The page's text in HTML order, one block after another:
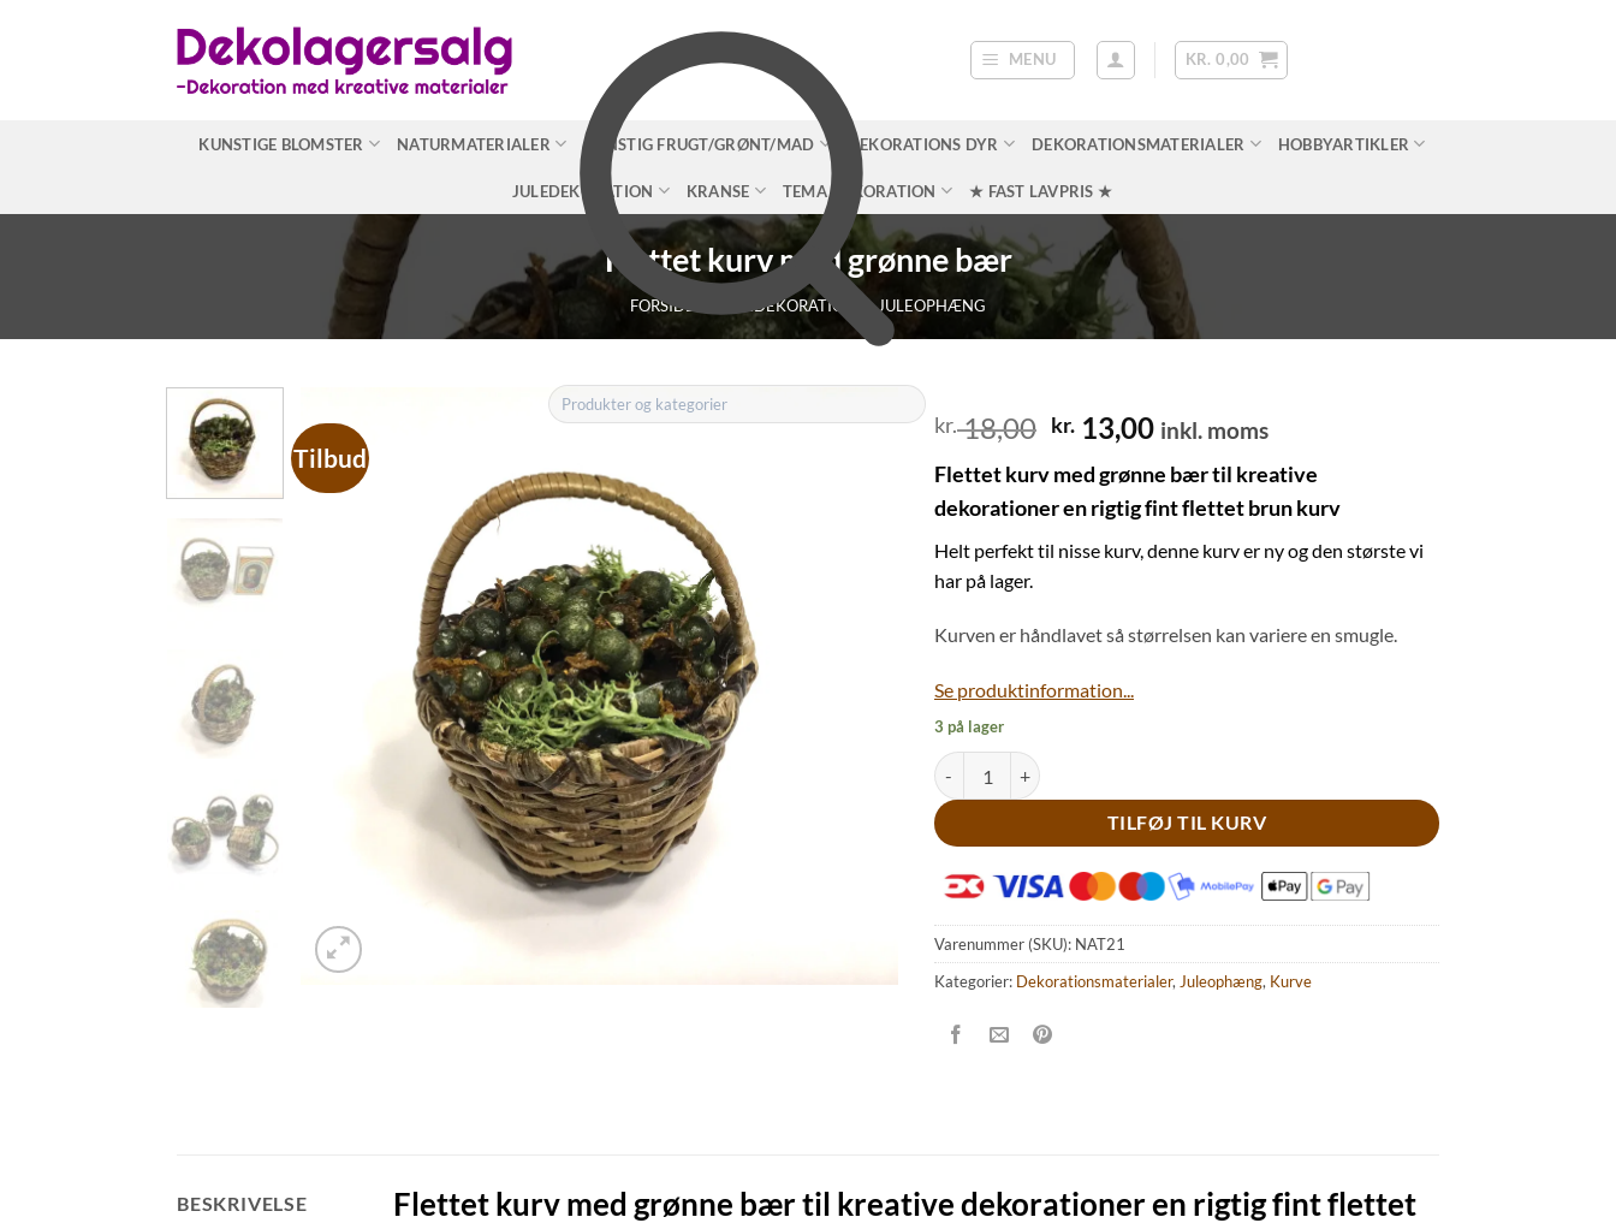
MENU KR. 0,00
KUNSTIGE BLOMSTER NATURMATERIALER KUNSTIG FRUGT/GRØNT/MAD DEKORATIONS DYR DEKORATIONSMATERIALER HOBBYARTIKLER
JULEDEKORATION KRANSE TEMA DEKORATION ★ FAST LAVPRIS ★
Flettet kurv med grønne bær
FORSIDE JULEDEKORATION / JULEOPHÆNG
Tilbud
kr.18,00 Den
oprindelige
pris
var:
kr. 18,00.
kr. 13,00 Den
pris
er:
kr. 13,00.
inkl. moms
Flettet kurv med grønne bær til kreative
dekorationer en rigtig fint flettet brun kurv
Helt perfekt til nisse kurv, denne kurv er ny og den største vi
har på lager.
Kurven er håndlavet så størrelsen kan variere en smugle.
Se produktinformation...
3 på lager
Flettet kurv med grønne bær antal
TILFØJ TIL KURV
Varenummer (SKU): NAT21
Kategorier: Dekorationsmaterialer, Juleophæng, Kurve
BESKRIVELSE Flettet kurv med grønne bærtil kreative dekorationer en rigtig fint flettet